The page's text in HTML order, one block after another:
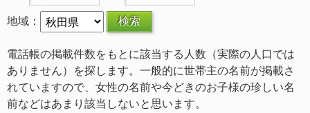
地域：
電話帳の掲載件数をもとに該当する人数（実際の人口では
ありません）を探します。一般的に世帯主の名前が掲載さ
れていますので、女性の名前や今どきのお子様の珍しい名
前などはあまり該当しないと思います。